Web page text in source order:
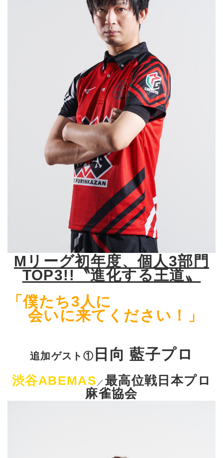
Mリーグ初年度、個人3部門
TOP3!! 〝進化する王道〟
「僕たち3人に
会いに来てください！」
追加ゲスト① 日向 藍子プロ
渋谷ABEMAS ／ 最高位戦日本プロ
麻雀協会